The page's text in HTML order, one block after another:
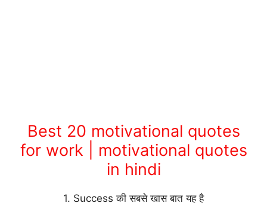
Best 20 motivational quotes
for work | motivational quotes
in hindi
1. Success की सबसे खास बात यह है